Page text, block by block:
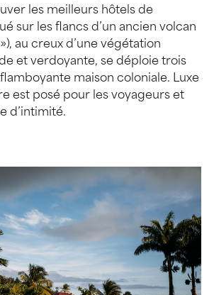
les meilleurs hôtels de
sur les flancs d’un ancien volcan
au creux d’une végétation
et verdoyante, se déploie trois
maison coloniale. Luxe
est posé pour les voyageurs et
d’intimité.